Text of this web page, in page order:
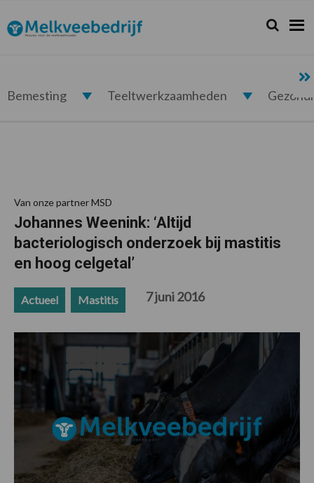
de
hoofdnavigatie
de
hoofd
de
eerste
de
voettekst
Melkveebedrijf.nl Zoeken...
Zoek
Bemesting Teeltwerkzaamheden
Van onze partner MSD
Johannes Weenink: ‘Altijd
bacteriologisch onderzoek bij mastitis
en hoog celgetal’
Actueel Mastitis 7 juni 2016